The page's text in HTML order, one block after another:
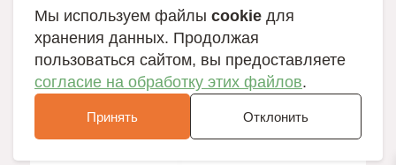
Мы используем файлы cookie для
хранения данных. Продолжая
пользоваться сайтом, вы предоставляете
согласие на обработку этих файлов.
Принять Отклонить